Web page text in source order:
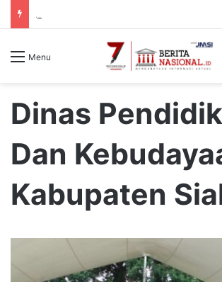
Menu
Dinas
Dan
Kabupaten